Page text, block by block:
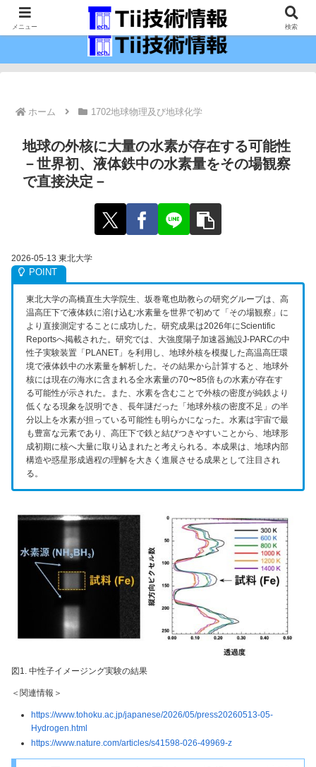
最新の科学技術の情報インフラ。
ホーム 1702地球物理及び地球化学
地球の外核に大量の水素が存在する可能性
－世界初、液体鉄中の水素量をその場観察
で直接決定－
2026-05-13 東北大学
東北大学の高橋直生大学院生、坂巻竜也助教らの研究グループは、高
温高圧下で液体鉄に溶け込む水素量を世界で初めて「その場観察」に
より直接測定することに成功した。研究成果は2026年にScientific
Reportsへ掲載された。研究では、大強度陽子加速器施設J-PARCの中
性子実験装置「PLANET」を利用し、地球外核を模擬した高温高圧環
境で液体鉄中の水素量を解析した。その結果から計算すると、地球外
核には現在の海水に含まれる全水素量の70〜85倍もの水素が存在す
る可能性が示された。また、水素を含むことで外核の密度が純鉄より
低くなる現象を説明でき、長年謎だった「地球外核の密度不足」の半
分以上を水素が担っている可能性も明らかになった。水素は宇宙で最
も豊富な元素であり、高圧下で鉄と結びつきやすいことから、地球形
成初期に核へ大量に取り込まれたと考えられる。本成果は、地球内部
構造や惑星形成過程の理解を大きく進展させる成果として注目され
る。
図1. 中性子イメージング実験の結果
＜関連情報＞
https://www.tohoku.ac.jp/japanese/2026/05/press20260513-05-
Hydrogen.html
https://www.nature.com/articles/s41598-026-49969-z
メニュー 検索